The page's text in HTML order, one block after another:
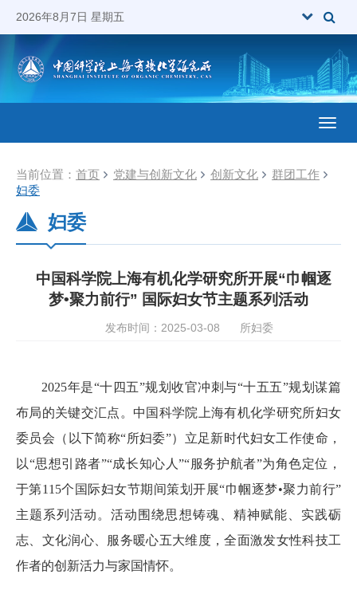
2026年8月7日 星期五
当前位置： 首页 党建与创新文化 创新文化
群团工作
妇委
妇委
中国科学院上海有机化学研究所开展“巾帼逐
梦•聚力前行” 国际妇女节主题系列活动
发布时间：2025-03-08 所妇委
2025年是“十四五”规划收官冲刺与“十五五”规划谋篇
布局的关键交汇点。中国科学院上海有机化学研究所妇女
委员会（以下简称“所妇委”）立足新时代妇女工作使命，
以“思想引路者”“成长知心人”“服务护航者”为角色定位，
于第115个国际妇女节期间策划开展“巾帼逐梦•聚力前行”
主题系列活动。活动围绕思想铸魂、精神赋能、实践砺
志、文化润心、服务暖心五大维度，全面激发女性科技工
作者的创新活力与家国情怀。